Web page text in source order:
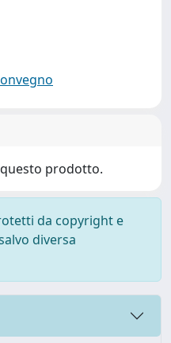
prodotto.
da copyright e
diversa